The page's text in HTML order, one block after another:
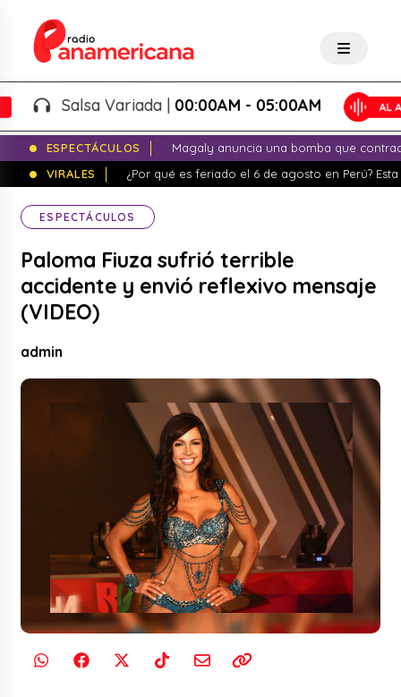
Salsa Variada |00:00AM - 05:00AM
ESPECTÁCULOS
Magaly anuncia una bomba que
VIRALES
¿Por qué es feriado el 6 de agosto en Perú?
ESPECTÁCULOS
Paloma Fiuza sufrió terrible
accidente y envió reflexivo mensaje
(VIDEO)
admin